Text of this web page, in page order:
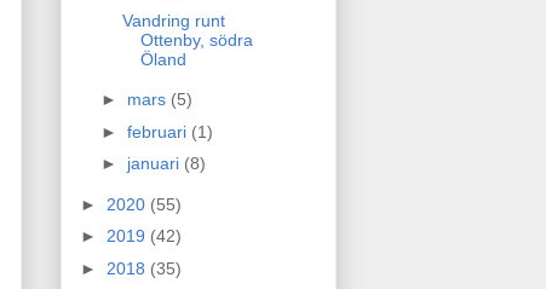
Vandring runt
Ottenby, södra
Öland
► mars (5)
► februari (1)
► januari (8)
► 2020 (55)
► 2019 (42)
► 2018 (35)